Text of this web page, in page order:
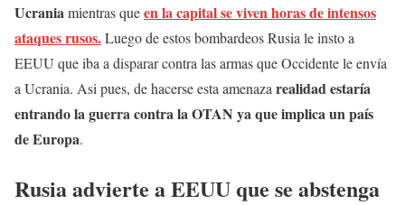
Ucraniamientras queen la capital se viven horas de intensos
ataques rusos.Luego de estos bombardeos Rusia le insto a
EEUU que iba a disparar contra las armas que Occidente le envía
a Ucrania. Asi pues, de hacerse esta amenaza realidad estaría
entrando la guerra contra la OTAN ya que implica un país
de Europa.
Rusia advierte a EEUU que se abstenga